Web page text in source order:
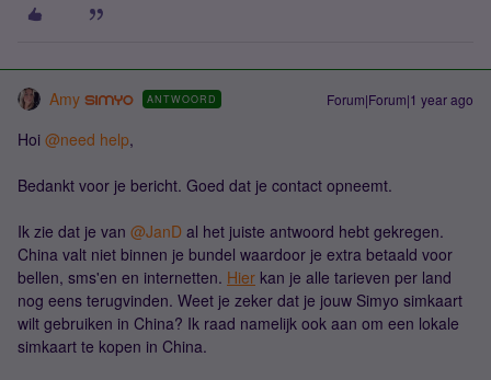
Amy ANTWOORD Forum|Forum|1 year ago
Hoi ​ @need help,
Bedankt voor je bericht. Goed dat je contact opneemt.
Ik zie dat je van ​ @JanD al het juiste antwoord hebt gekregen.
China valt niet binnen je bundel waardoor je extra betaald voor
bellen, sms'en en internetten. Hier kan je alle tarieven per land
nog eens terugvinden. Weet je zeker dat je jouw Simyo simkaart
wilt gebruiken in China? Ik raad namelijk ook aan om een lokale
simkaart te kopen in China.